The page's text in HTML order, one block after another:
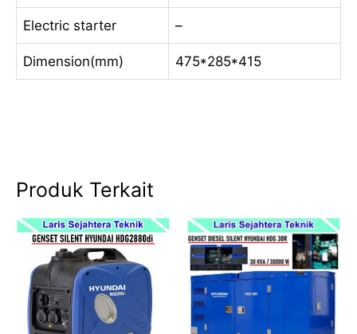
Electric starter –
Dimension(mm) 475*285*415
Produk Terkait